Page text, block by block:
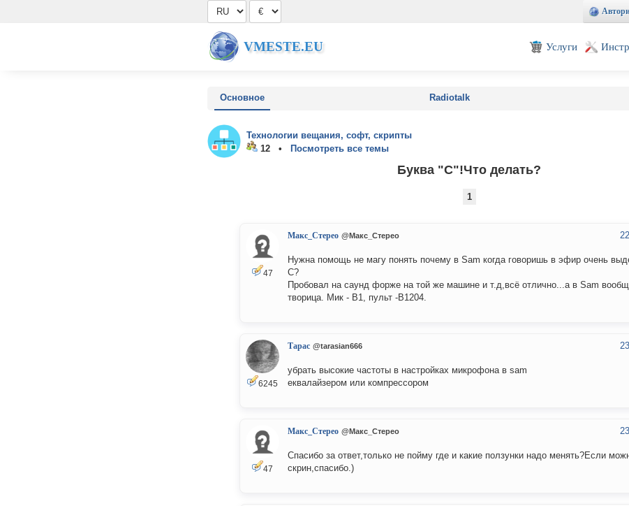
VMESTE.EU Услуги
Основное Radiotalk
Технологии вещания, софт, скрипты
12 •
Посмотреть все темы
Буква "C"!Что делать?
1
47
Макс_Стерео @Макс_Стерео
Нужна помощь не магу понять почему в Sam когда говоришь в эфир очень
С?
Пробовал на саунд форже на той же машине и т.д,всё отлично...а в Sam
творица. Мик - B1, пульт -B1204.
6245
Тарас @tarasian666
убрать высокие частоты в настройках микрофона в sam
еквалайзером или компрессором
47
Макс_Стерео @Макс_Стерео
Спасибо за ответ,только не пойму где и какие ползунки надо менять?Если
скрин,спасибо.)